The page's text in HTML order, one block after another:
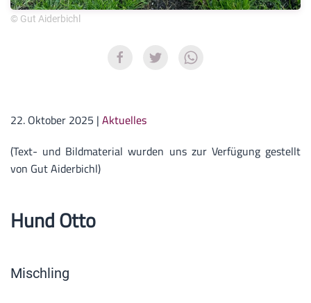
© Gut Aiderbichl
22. Oktober 2025 | Aktuelles
(Text- und Bildmaterial wurden uns zur Verfügung gestellt
von Gut Aiderbichl)
HundOtto
Mischling